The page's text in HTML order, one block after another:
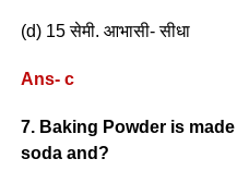
(d) 15 सेमी. आभासी- सीधा
Ans- c
7. Baking Powder is
soda and?